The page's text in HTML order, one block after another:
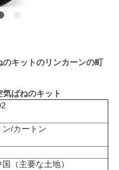
キットのリンカーンの町
ばねのキット
ン/カートン
（主要な土地）